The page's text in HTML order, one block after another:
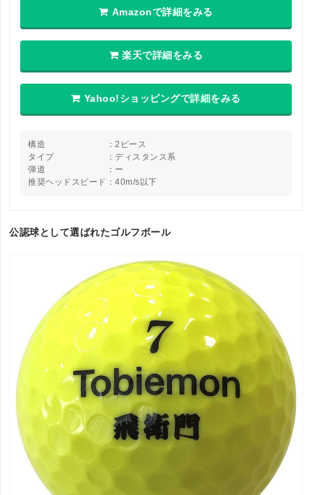
Amazonで詳細をみる
楽天で詳細をみる
Yahoo!ショッピングで詳細をみる
構造 ：2ピース
タイプ ：ディスタンス系
弾道 ：ー
推奨ヘッドスピード：40m/s以下
公認球として選ばれたゴルフボール